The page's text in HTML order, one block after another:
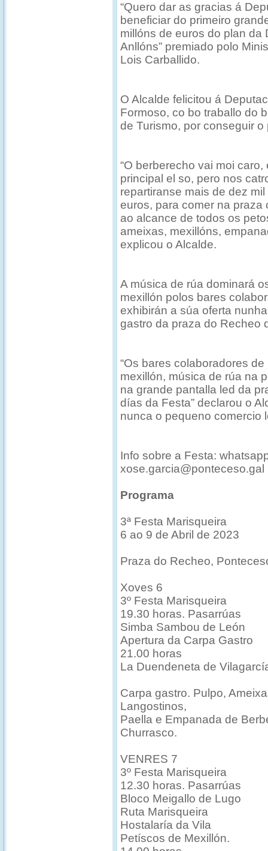
“Quero dar as gracias á
beneficiar do primeiro
millóns de euros do plan da
Anllóns” premiado polo
Lois Carballido.
O Alcalde felicitou á
Formoso, co bo traballo do
de Turismo, por conseguir
“O berberecho vai moi
principal el so, pero nos
repartiranse mais de dez
euros, para comer na praza
ao alcance de todos os
ameixas, mexillóns,
explicou o Alcalde.
A música de rúa dominará
mexillón polos bares
exhibirán a súa oferta
gastro da praza do Recheo
“Os bares colaboradores
mexillón, música de rúa na
na grande pantalla led da
días da Festa” declarou o
nunca o pequeno comercio
Info sobre a Festa:
xose.garcia@ponteceso.gal
Programa
3ª Festa Marisqueira
6 ao 9 de Abril de 2023
Praza do Recheo,
Xoves 6
3º Festa Marisqueira
19.30 horas. Pasarrúas
Simba Sambou de León
Apertura da Carpa Gastro
21.00 horas
La Duendeneta de
Carpa gastro. Pulpo,
Langostinos,
Paella e Empanada de
Churrasco.
VENRES 7
3º Festa Marisqueira
12.30 horas. Pasarrúas
Bloco Meigallo de Lugo
Ruta Marisqueira
Hostalaría da Vila
Petíscos de Mexillón.